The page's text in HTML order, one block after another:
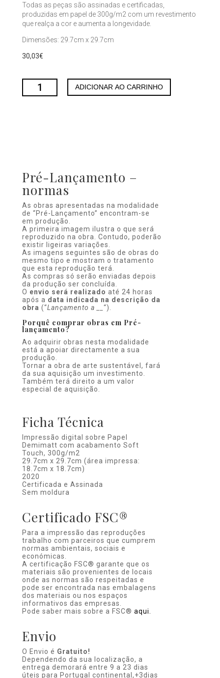
Todas as peças são assinadas e certificadas,
produzidas em papel de 300g/m2 com um revestimento
que realça a cor e aumenta a longevidade.
Dimensões: 29.7cm x 29.7cm
30,03€
Tiro
Óptica
1
ADICIONAR AO CARRINHO
Pré-Lançamento –
normas
As obras apresentadas na modalidade
de “Pré-Lançamento” encontram-se
em produção.
A primeira imagem ilustra o que será
reproduzido na obra. Contudo, poderão
existir ligeiras variações.
As imagens seguintes são de obras do
mesmo tipo e mostram o tratamento
que esta reprodução terá.
As compras só serão enviadas depois
da produção ser concluída.
O envio será realizado até 24 horas
após a data indicada na descrição da
obra (“Lançamento a __ “).
Porquê comprar obras em Pré-
lançamento?
Ao adquirir obras nesta modalidade
está a apoiar directamente a sua
produção.
Tornar a obra de arte sustentável, fará
da sua aquisição um investimento.
Também terá direito a um valor
especial de aquisição.
Ficha Técnica
Impressão digital sobre Papel
Demimatt com acabamento Soft
Touch, 300g/m2
29.7cm x 29.7cm (área impressa:
18.7cm x 18.7cm)
2020
Certificada e Assinada
Sem moldura
Certificado FSC®
Para a impressão das reproduções
trabalho com parceiros que cumprem
normas ambientais, sociais e
económicas.
A certificação FSC® garante que os
materiais são provenientes de locais
onde as normas são respeitadas e
pode ser encontrada nas embalagens
dos materiais ou nos espaços
informativos das empresas.
Pode saber mais sobre a FSC® aqui.
Envio
O Envio é Gratuito!
Dependendo da sua localização, a
entrega demorará entre 9 a 23 dias
úteis para Portugal continental,+3dias